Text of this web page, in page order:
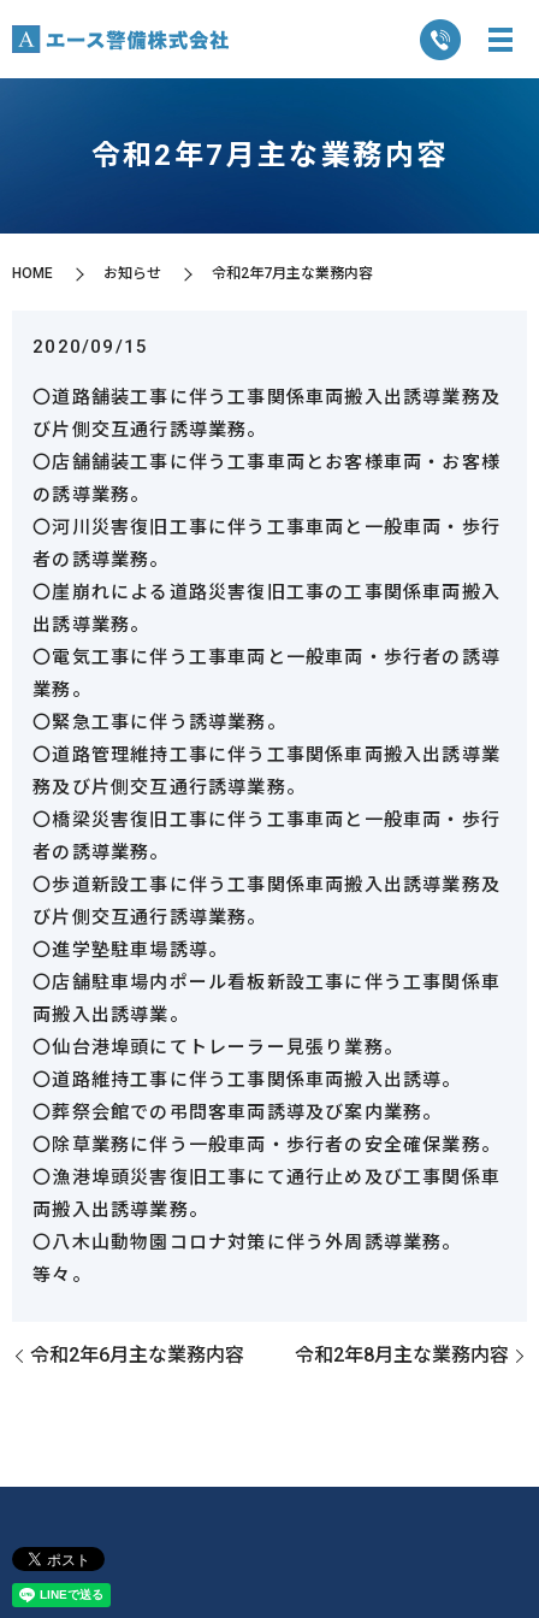
令和2年7月主な業務内容
HOME お知らせ 令和2年7月主な業務内容
2020/09/15
〇道路舗装工事に伴う工事関係車両搬入出誘導業務及
び片側交互通行誘導業務。
〇店舗舗装工事に伴う工事車両とお客様車両・お客様
の誘導業務。
〇河川災害復旧工事に伴う工事車両と一般車両・歩行
者の誘導業務。
〇崖崩れによる道路災害復旧工事の工事関係車両搬入
出誘導業務。
〇電気工事に伴う工事車両と一般車両・歩行者の誘導
業務。
〇緊急工事に伴う誘導業務。
〇道路管理維持工事に伴う工事関係車両搬入出誘導業
務及び片側交互通行誘導業務。
〇橋梁災害復旧工事に伴う工事車両と一般車両・歩行
者の誘導業務。
〇歩道新設工事に伴う工事関係車両搬入出誘導業務及
び片側交互通行誘導業務。
〇進学塾駐車場誘導。
〇店舗駐車場内ポール看板新設工事に伴う工事関係車
両搬入出誘導業。
〇仙台港埠頭にてトレーラー見張り業務。
〇道路維持工事に伴う工事関係車両搬入出誘導。
〇葬祭会館での弔問客車両誘導及び案内業務。
〇除草業務に伴う一般車両・歩行者の安全確保業務。
〇漁港埠頭災害復旧工事にて通行止め及び工事関係車
両搬入出誘導業務。
〇八木山動物園コロナ対策に伴う外周誘導業務。
等々。
令和2年6月主な業務内容 令和2年8月主な業務内容